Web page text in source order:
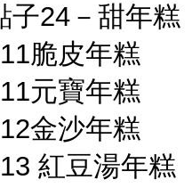
子24－甜年糕
脆皮年糕
元寶年糕
金沙年糕
紅豆湯年糕